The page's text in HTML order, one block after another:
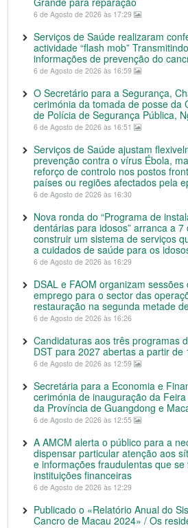
6 de Agosto de 2026 às 17:29
Serviços de Saúde realizaram
actividade “flash mob”
informações de prevenção do
6 de Agosto de 2026 às 16:59
O Secretário para a Segurança,
cerimónia da tomada de posse da
de Polícia de Segurança Pública,
6 de Agosto de 2026 às 16:51
Serviços de Saúde ajustam
prevenção contra o vírus Ébola,
reforço de controlo nos postos
países ou regiões afectados pela
6 de Agosto de 2026 às 16:30
Nova ronda do “Programa de
dentárias para idosos” arranca a
construir um sistema de serviços
a cuidados de saúde para os
6 de Agosto de 2026 às 16:29
DSAL e FAOM organizam
emprego para o sector das
restauração na segunda metade
6 de Agosto de 2026 às 16:26
Candidaturas aos três programas
DST para 2027 abertas a partir de
6 de Agosto de 2026 às 12:59
Secretária para a Economia e
cerimónia de inauguração da
da Província de Guangdong e
6 de Agosto de 2026 às 12:55
A AMCM alerta o público para a
dispensar particular atenção aos
e informações fraudulentas que
instituições financeiras
6 de Agosto de 2026 às 12:29
Publicado o «Relatório Anual do
Cancro de Macau 2024» / Os